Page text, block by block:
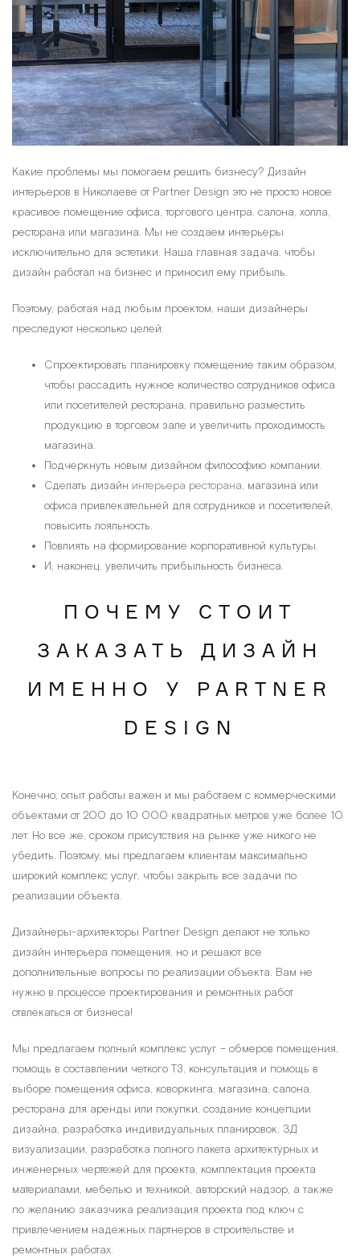
Какие проблемы мы помогаем решить бизнесу? Дизайн
интерьеров в Николаеве от Partner Design это не просто новое
красивое помещение офиса, торгового центра, салона, холла,
ресторана или магазина. Мы не создаем интерьеры
исключительно для эстетики. Наша главная задача, чтобы
дизайн работал на бизнес и приносил ему прибыль.
Поэтому, работая над любым проектом, наши дизайнеры
преследуют несколько целей:
Спроектировать планировку помещение таким образом,
чтобы рассадить нужное количество сотрудников офиса
или посетителей ресторана, правильно разместить
продукцию в торговом зале и увеличить проходимость
магазина.
Подчеркнуть новым дизайном философию компании.
Сделать дизайн интерьера ресторана, магазина или
офиса привлекательней для сотрудников и посетителей,
повысить лояльность.
Повлиять на формирование корпоративной культуры.
И, наконец, увеличить прибыльность бизнеса.
ПОЧЕМУ СТОИТ
ЗАКАЗАТЬ ДИЗАЙН
ИМЕННО У PARTNER
DESIGN
Конечно, опыт работы важен и мы работаем с коммерческими
объектами от 200 до 10 000 квадратных метров уже более 10
лет. Но все же, сроком присутствия на рынке уже никого не
убедить. Поэтому, мы предлагаем клиентам максимально
широкий комплекс услуг, чтобы закрыть все задачи по
реализации объекта.
Дизайнеры-архитекторы Partner Design делают не только
дизайн интерьера помещения, но и решают все
дополнительные вопросы по реализации объекта. Вам не
нужно в процессе проектирования и ремонтных работ
отвлекаться от бизнеса!
Мы предлагаем полный комплекс услуг – обмеров помещения,
помощь в составлении четкого ТЗ, консультация и помощь в
выборе помещения офиса, коворкинга, магазина, салона,
ресторана для аренды или покупки, создание концепции
дизайна, разработка индивидуальных планировок, 3Д
визуализации, разработка полного пакета архитектурных и
инженерных чертежей для проекта, комплектация проекта
материалами, мебелью и техникой, авторский надзор, а также
по желанию заказчика реализация проекта под ключ с
привлечением надежных партнеров в строительстве и
ремонтных работах.